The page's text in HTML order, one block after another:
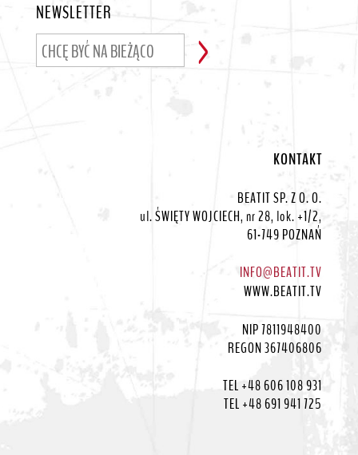
NEWSLETTER
KONTAKT
BEATIT SP. Z O. O.
ul. ŚWIĘTY WOJCIECH, nr 28, lok. +1/2,
61-749 POZNAŃ
INFO@BEATIT.TV
WWW.BEATIT.TV
NIP 7811948400
REGON 367406806
TEL +48 606 108 931
TEL +48 691 941 725